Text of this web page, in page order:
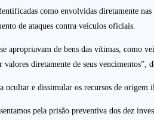
como envolvidas diretamente
de ataques contra veículos oficiais.
apropriavam de bens das vítimas, como
diretamente de seus vencimentos”,
ocultar e dissimular os recursos de
pela prisão preventiva dos dez